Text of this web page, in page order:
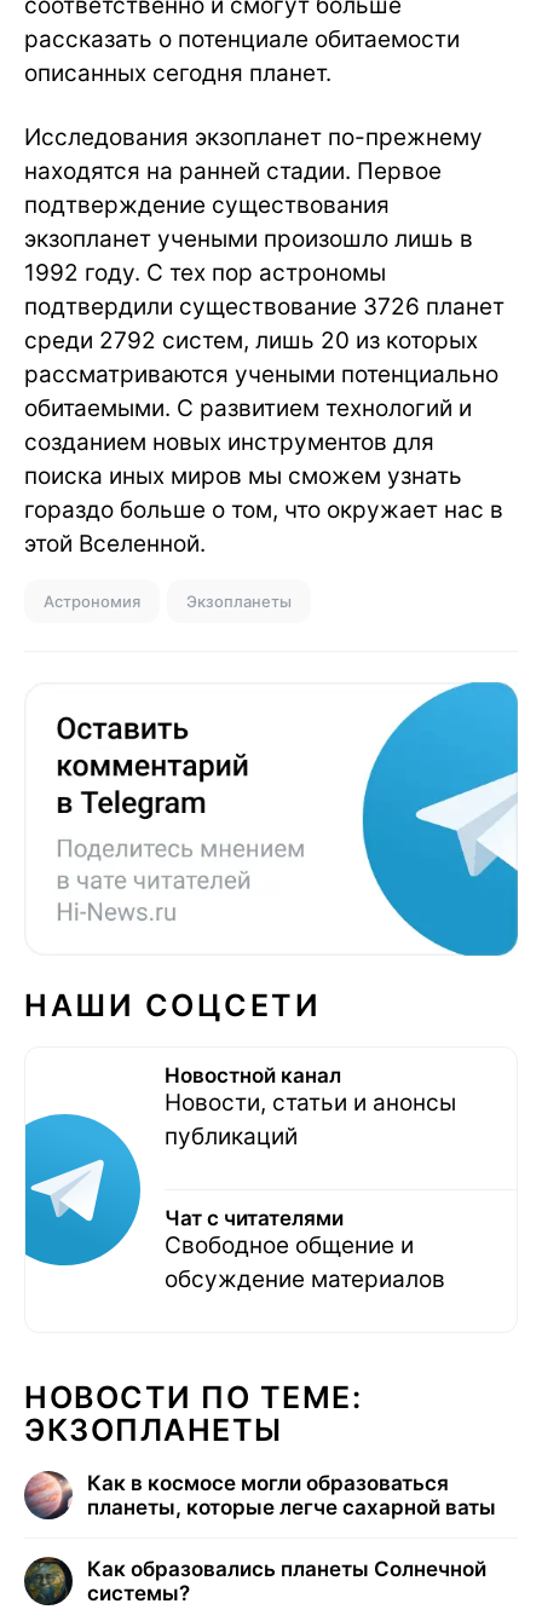
соответственно и смогут больше
рассказать о потенциале обитаемости
описанных сегодня планет.
Исследования экзопланет по-прежнему
находятся на ранней стадии. Первое
подтверждение существования
экзопланет учеными произошло лишь в
1992 году. С тех пор астрономы
подтвердили существование 3726 планет
среди 2792 систем, лишь 20 из которых
рассматриваются учеными потенциально
обитаемыми. С развитием технологий и
созданием новых инструментов для
поиска иных миров мы сможем узнать
гораздо больше о том, что окружает нас в
этой Вселенной.
Астрономия Экзопланеты
НАШИ СОЦСЕТИ
Новостной канал
Новости, статьи и анонсы
публикаций
Чат с читателями
Свободное общение и
обсуждение материалов
НОВОСТИ ПО ТЕМЕ:
ЭКЗОПЛАНЕТЫ
Как в космосе могли образоваться
планеты, которые легче сахарной ваты
Как образовались планеты Солнечной
системы?